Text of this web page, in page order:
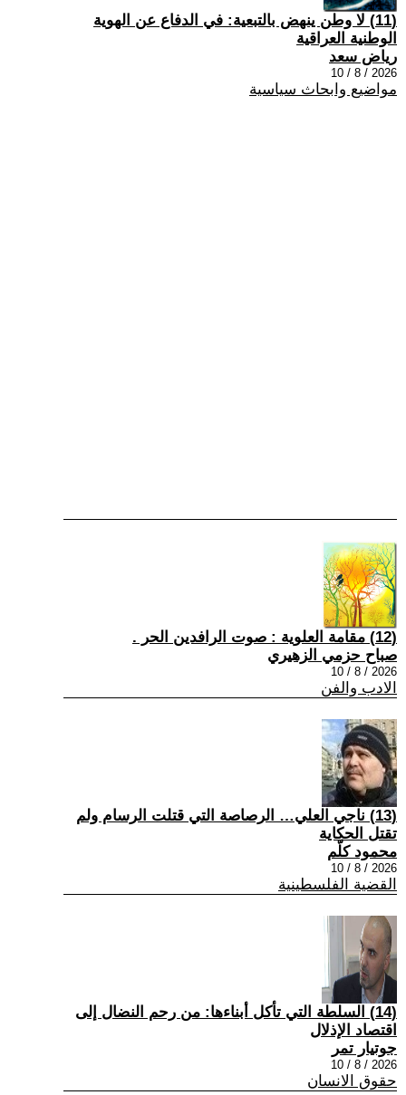
(11) لا وطن ينهض بالتبعية: في الدفاع عن الهوية
الوطنية العراقية
رياض سعد
2026 / 8 / 10
مواضيع وابحاث سياسية
(12) مقامة العلوية : صوت الرافدين الحر .
صباح حزمي الزهيري
2026 / 8 / 10
الادب والفن
(13) ناجي العلي… الرصاصة التي قتلت الرسام ولم
تقتل الحكاية
محمود كلّم
2026 / 8 / 10
القضية الفلسطينية
(14) السلطة التي تأكل أبناءها: من رحم النضال إلى
اقتصاد الإذلال
جوتيار تمر
2026 / 8 / 10
حقوق الانسان